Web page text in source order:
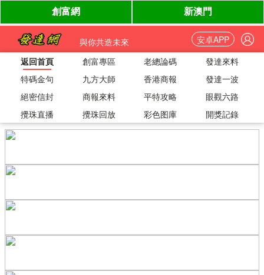
與你共造未來
安卓APP
返回首頁
創富專區 老總論碼
發達來料
特碼金句
九方大師 香港商報
發達一波
絕密信封
商報來料 平特攻略
眼觀六路
攪珠直播
攪珠回放 彩色图庫 開獎記錄